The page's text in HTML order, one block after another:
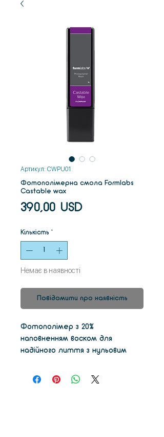
Артикул: CWPU01
Фотополімерна смола Formlabs
Castable wax
390,00 USDЦіна
Кількість *
Немає в наявності
Повідомити про наявність
Фотополімер з 20%
наповненням воском для
надійного лиття з нульовим
вигоряння, високоточна ливарна
воскова смола має складні